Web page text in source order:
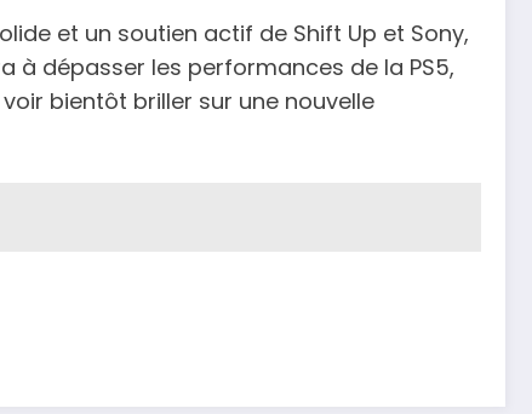
et un soutien actif de Shift Up et Sony,
à dépasser les performances de la PS5,
bientôt briller sur une nouvelle